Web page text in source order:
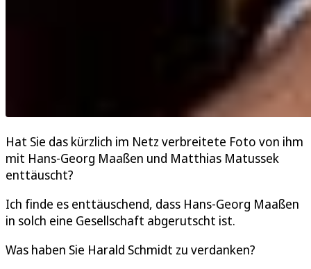
Hat Sie das kürzlich im Netz verbreitete Foto von ihm
mit Hans-Georg Maaßen und Matthias Matussek
enttäuscht?
Ich finde es enttäuschend, dass Hans-Georg Maaßen
in solch eine Gesellschaft abgerutscht ist.
Was haben Sie Harald Schmidt zu verdanken?